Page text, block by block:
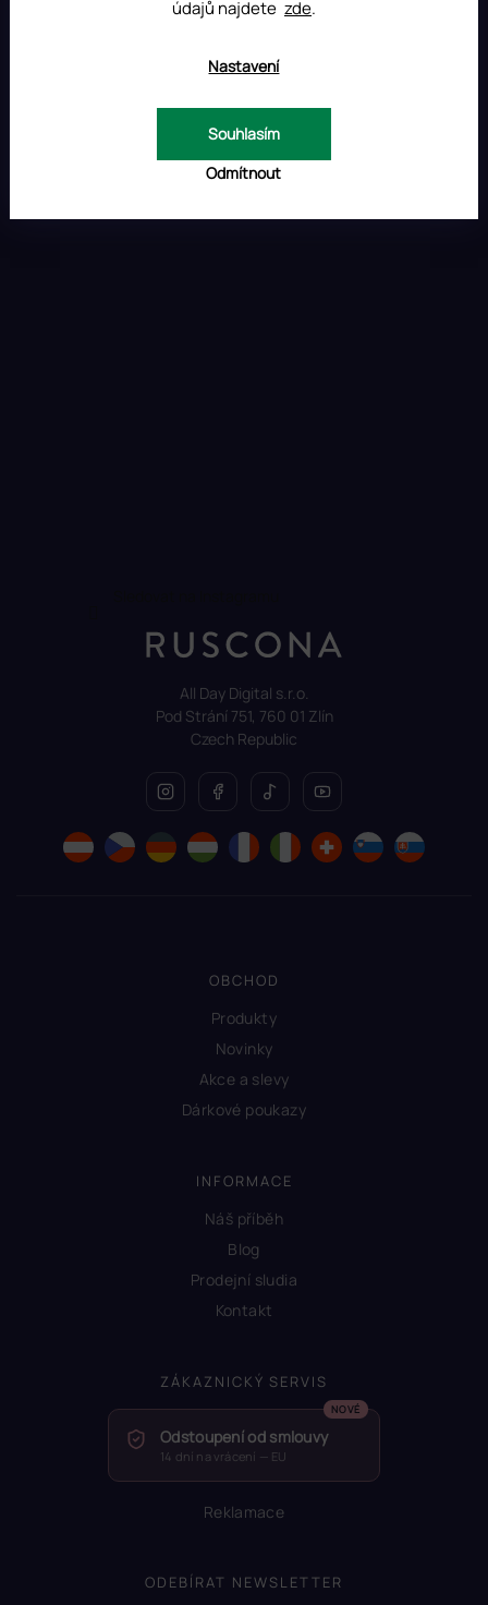
údajů najdete zde.
Nastavení
Odmítnout
Souhlasím
v
p
i
All Day Digital s.r.o.
Pod Strání 751, 760 01 Zlín
Czech Republic
OBCHOD
Produkty
Novinky
Akce a slevy
Dárkové poukazy
INFORMACE
Náš příběh
Blog
Prodejní sludia
Kontakt
ZÁKAZNICKÝ SERVIS
Odstoupení od smlouvy
14 dní na vrácení — EU
Reklamace
ODEBÍRAT NEWSLETTER